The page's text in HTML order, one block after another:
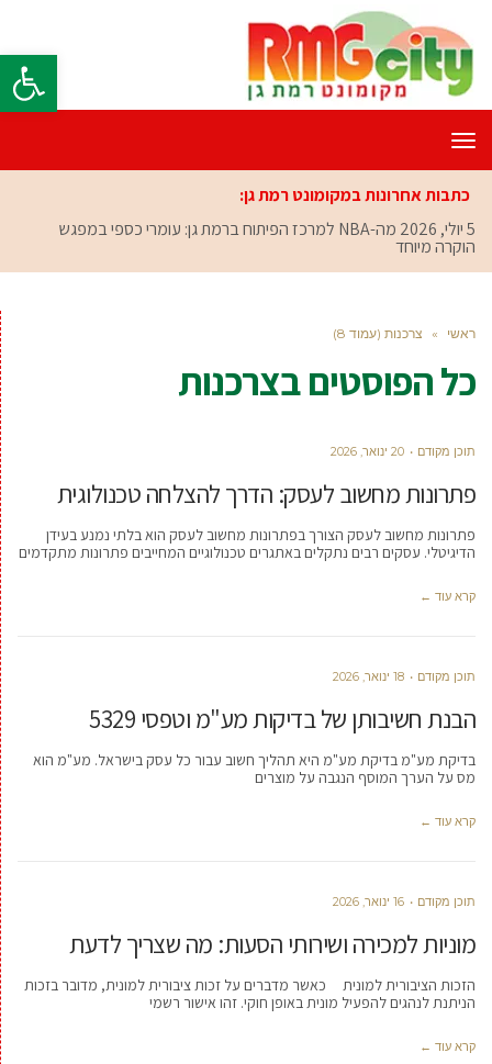
פתח
תפריט
כתבות אחרונות במקומונט רמת גן:
5 יולי, 2026
מה-NBA למרכז הפיתוח ברמת גן: עומרי כספי במפגש
הוקרה מיוחד
ראשי » צרכנות (עמוד 8)
כל הפוסטים בצרכנות
תוכן מקודם 20 ינואר, 2026
פתרונות מחשוב לעסק: הדרך להצלחה טכנולוגית
פתרונות מחשוב לעסק הצורך בפתרונות מחשוב לעסק הוא בלתי נמנע בעידן
הדיגיטלי. עסקים רבים נתקלים באתגרים טכנולוגיים המחייבים פתרונות מתקדמים
קרא עוד ←
תוכן מקודם 18 ינואר, 2026
הבנת חשיבותן של בדיקות מע"מ וטפסי 5329
בדיקת מע"מ בדיקת מע"מ היא תהליך חשוב עבור כל עסק בישראל. מע"מ הוא
מס על הערך המוסף הנגבה על מוצרים
קרא עוד ←
תוכן מקודם 16 ינואר, 2026
מוניות למכירה ושירותי הסעות: מה שצריך לדעת
הזכות הציבורית למונית כאשר מדברים על זכות ציבורית למונית, מדובר בזכות
הניתנת לנהגים להפעיל מונית באופן חוקי. זהו אישור רשמי
קרא עוד ←